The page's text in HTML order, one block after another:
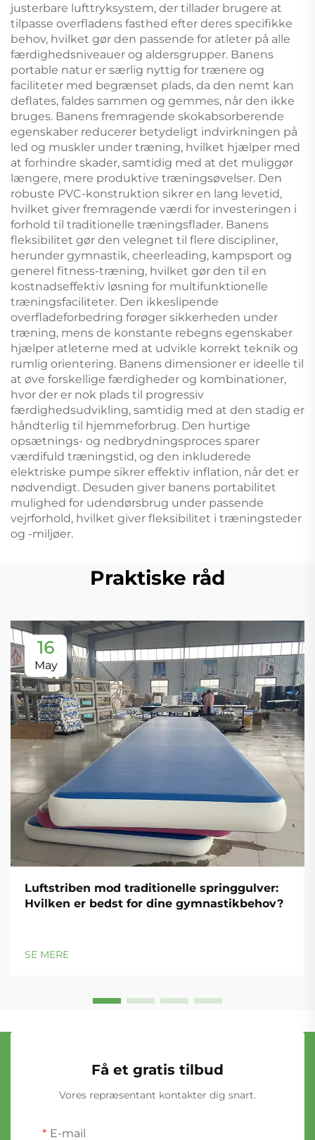
justerbare lufttryksystem, der tillader brugere at
tilpasse overfladens fasthed efter deres specifikke
behov, hvilket gør den passende for atleter på alle
færdighedsniveauer og aldersgrupper. Banens
portable natur er særlig nyttig for trænere og
faciliteter med begrænset plads, da den nemt kan
deflates, faldes sammen og gemmes, når den ikke
bruges. Banens fremragende skokabsorberende
egenskaber reducerer betydeligt indvirkningen på
led og muskler under træning, hvilket hjælper med
at forhindre skader, samtidig med at det muliggør
længere, mere produktive træningsøvelser. Den
robuste PVC-konstruktion sikrer en lang levetid,
hvilket giver fremragende værdi for investeringen i
forhold til traditionelle træningsflader. Banens
fleksibilitet gør den velegnet til flere discipliner,
herunder gymnastik, cheerleading, kampsport og
generel fitness-træning, hvilket gør den til en
kostnadseffektiv løsning for multifunktionelle
træningsfaciliteter. Den ikkeslipende
overfladeforbedring forøger sikkerheden under
træning, mens de konstante rebegns egenskaber
hjælper atleterne med at udvikle korrekt teknik og
rumlig orientering. Banens dimensioner er ideelle til
at øve forskellige færdigheder og kombinationer,
hvor der er nok plads til progressiv
færdighedsudvikling, samtidig med at den stadig er
håndterlig til hjemmeforbrug. Den hurtige
opsætnings- og nedbrydningsproces sparer
værdifuld træningstid, og den inkluderede
elektriske pumpe sikrer effektiv inflation, når det er
nødvendigt. Desuden giver banens portabilitet
mulighed for udendørsbrug under passende
vejrforhold, hvilket giver fleksibilitet i træningsteder
og -miljøer.
Praktiske råd
16
May
Luftstriben mod traditionelle springgulver:
Hvilken er bedst for dine gymnastikbehov?
SE MERE
Få et gratis tilbud
Vores repræsentant kontakter dig snart.
E-mail